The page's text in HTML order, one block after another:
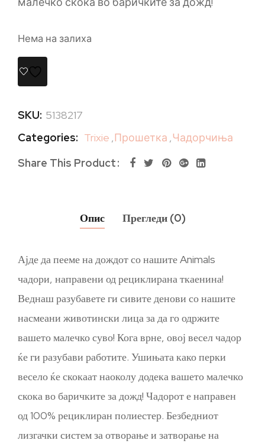
Нема на залиха
SKU: 5138217
Categories: Trixie ,Прошетка ,Чадорчиња
Share This Product
Опис Прегледи (0)
Ајде да пееме на дождот со нашите Animals
чадори, направени од рециклирана ткаенина!
Веднаш разубавете ги сивите денови со нашите
насмеани животински лица за да го одржите
вашето малечко суво! Кога врне, овој весел чадор
ќе ги разубави работите. Ушињата како перки
весело ќе скокаат наоколу додека вашето малечко
скока во баричките за дожд! Чадорот е направен
од 100% рециклиран полиестер. Безбедниот
лизгачки систем за отворање и затворање на